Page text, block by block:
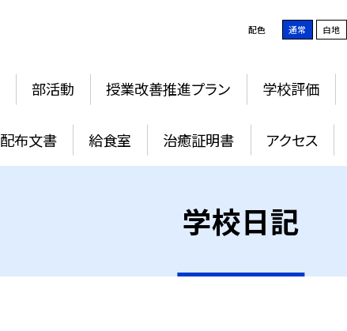
配色 通常 白地
部活動 授業改善推進プラン 学校評価
配布文書 給食室 治癒証明書 アクセス
学校日記